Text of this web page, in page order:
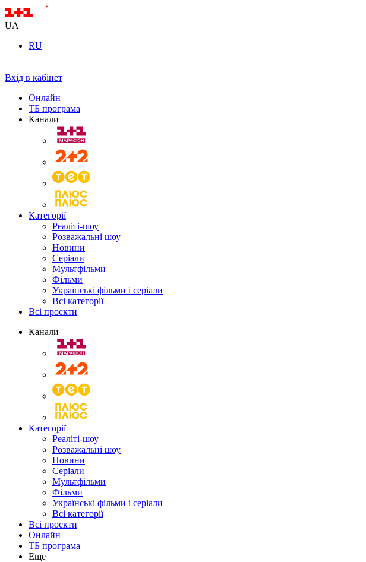
UA
RU
Вхід в кабінет
Онлайн
ТБ програма
Канали
Категорії
Реаліті-шоу
Розважальні шоу
Новини
Серіали
Мультфільми
Фільми
Українські фільми і серіали
Всі категорії
Всі проєкти
Канали
Категорії
Реаліті-шоу
Розважальні шоу
Новини
Серіали
Мультфільми
Фільми
Українські фільми і серіали
Всі категорії
Всі проєкти
Онлайн
ТБ програма
Еще